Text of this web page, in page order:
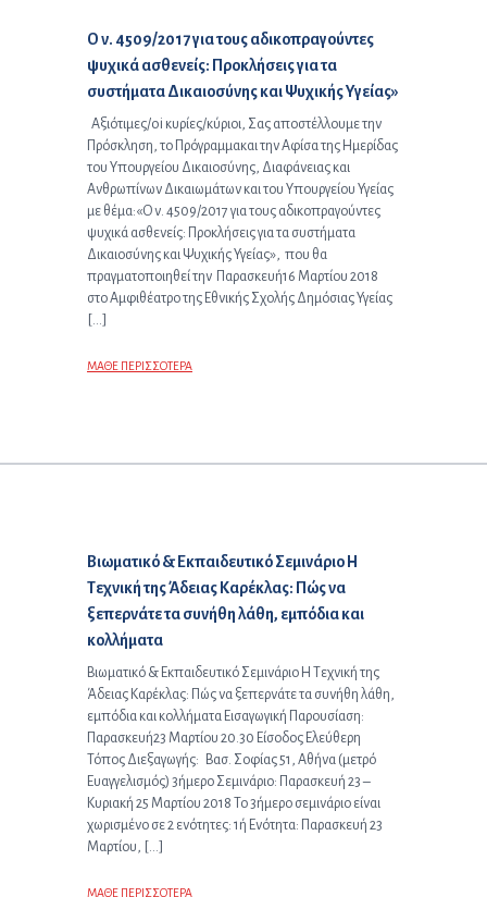
Προηγούμενο άρθρο:
Ο ν. 4509/2017 για τους αδικοπραγούντες
ψυχικά ασθενείς: Προκλήσεις για τα
συστήματα Δικαιοσύνης και Ψυχικής Υγείας»
Αξιότιμες/oi κυρίες/κύριοι, Σας αποστέλλουμε την
Πρόσκληση, το Πρόγραμμακαι την Αφίσα της Ημερίδας
του Υπουργείου Δικαιοσύνης, Διαφάνειας και
Ανθρωπίνων Δικαιωμάτων και του Υπουργείου Υγείας
με θέμα:«Ο ν. 4509/2017 για τους αδικοπραγούντες
ψυχικά ασθενείς: Προκλήσεις για τα συστήματα
Δικαιοσύνης και Ψυχικής Υγείας», που θα
πραγματοποιηθεί την Παρασκευή16 Μαρτίου 2018
στο Αμφιθέατρο της Εθνικής Σχολής Δημόσιας Υγείας
[…]
ΜΑΘΕ ΠΕΡΙΣΣΟΤΕΡΑ
Επόμενο άρθρο:
Βιωματικό & Εκπαιδευτικό Σεμινάριο Η
Τεχνική της Άδειας Καρέκλας: Πώς να
ξεπερνάτε τα συνήθη λάθη, εμπόδια και
κολλήματα
Βιωματικό & Εκπαιδευτικό Σεμινάριο Η Τεχνική της
Άδειας Καρέκλας: Πώς να ξεπερνάτε τα συνήθη λάθη,
εμπόδια και κολλήματα Εισαγωγική Παρουσίαση:
Παρασκευή23 Μαρτίου 20.30 Είσοδος Ελεύθερη
Τόπος Διεξαγωγής: Βασ. Σοφίας 51, Αθήνα (μετρό
Ευαγγελισμός) 3ήμερο Σεμινάριο: Παρασκευή 23 –
Κυριακή 25 Μαρτίου 2018 Το 3ήμερο σεμινάριο είναι
χωρισμένο σε 2 ενότητες: 1ή Ενότητα: Παρασκευή 23
Μαρτίου, […]
ΜΑΘΕ ΠΕΡΙΣΣΟΤΕΡΑ